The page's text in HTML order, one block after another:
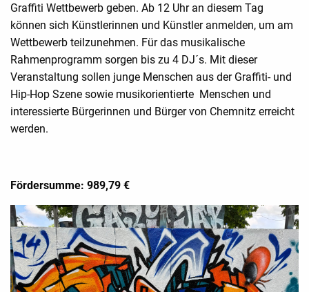
Graffiti Wettbewerb geben. Ab 12 Uhr an diesem Tag
können sich Künstlerinnen und Künstler anmelden, um am
Wettbewerb teilzunehmen. Für das musikalische
Rahmenprogramm sorgen bis zu 4 DJ´s. Mit dieser
Veranstaltung sollen junge Menschen aus der Graffiti- und
Hip-Hop Szene sowie musikorientierte Menschen und
interessierte Bürgerinnen und Bürger von Chemnitz erreicht
werden.
Fördersumme: 989,79 €